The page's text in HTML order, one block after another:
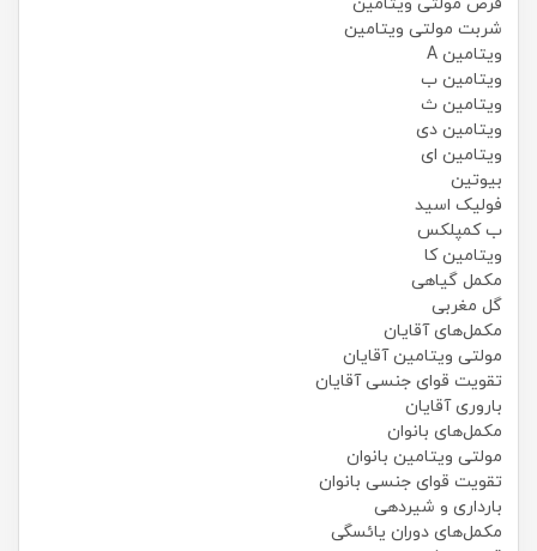
شربت مولتی ویتامین
ویتامین A
ویتامین ب
ویتامین ث
ویتامین دی
ویتامین ای
بیوتین
فولیک اسید
ب کمپلکس
ویتامین کا
مکمل گیاهی
گل مغربی
مکمل‌های آقایان
مولتی ویتامین آقایان
تقویت قوای جنسی آقایان
باروری آقایان
مکمل‌های بانوان
مولتی ویتامین بانوان
تقویت قوای جنسی بانوان
بارداری و شیردهی
مکمل‌های دوران یائسگی